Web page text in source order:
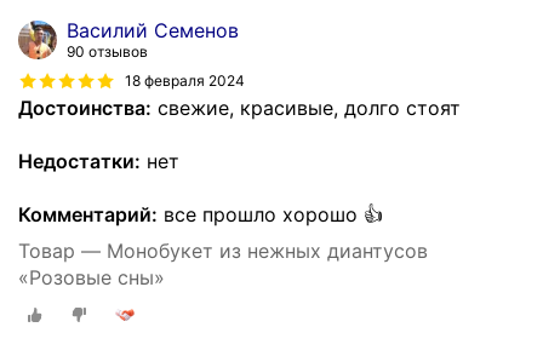
Василий Семенов
90 отзывов
18 февраля 2024
Достоинства: свежие, красивые, долго стоят
Недостатки: нет
Комментарий: все прошло хорошо 👍
Товар — Монобукет из нежных диантусов
«Розовые сны»